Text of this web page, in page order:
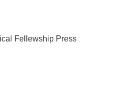
Fellewship Press